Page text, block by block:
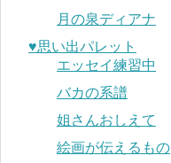
月の泉ディアナ
♥︎思い出パレット
エッセイ練習中
バカの系譜
姐さんおしえて
絵画が伝えるもの